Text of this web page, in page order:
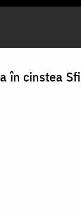
în cinstea